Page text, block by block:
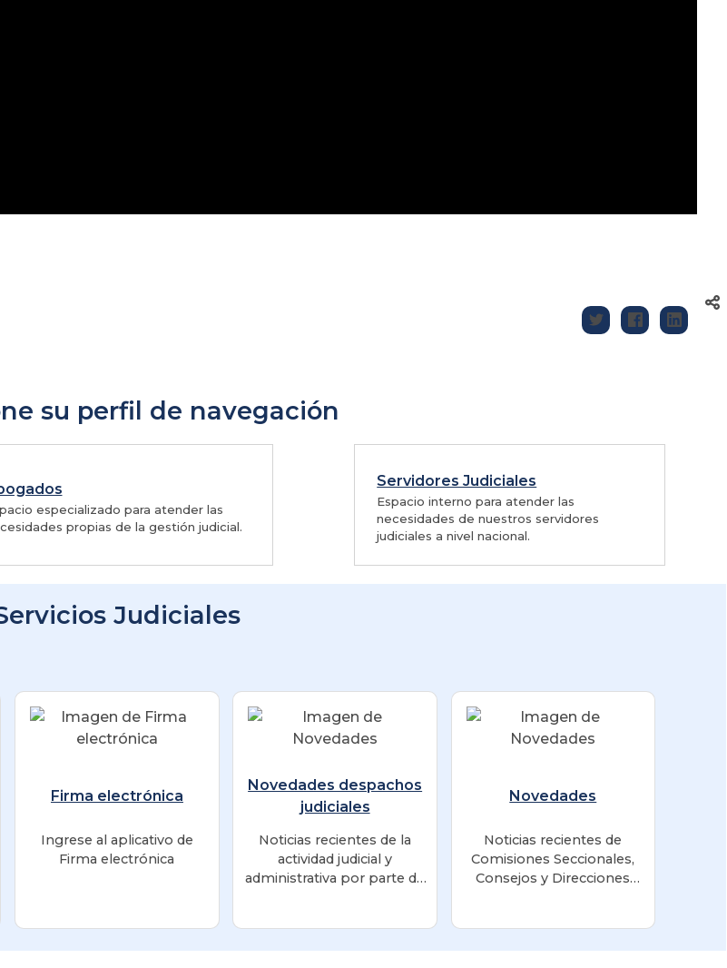
su perfil de navegación
especializado para atender las
propias de la gestión judicial.
Servidores Judiciales
Espacio interno para atender las
necesidades de nuestros servidores
judiciales a nivel nacional.
Judiciales
Firma electrónica
Ingrese al aplicativo de
Firma electrónica
Novedades despachos
judiciales
Noticias recientes de la
actividad judicial y
administrativa por parte de
Novedades
Noticias recientes de
Comisiones Seccionales,
Consejos y Direcciones